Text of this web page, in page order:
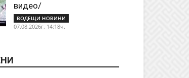
видео/
ВОДЕЩИ НОВИНИ
07.08.2026г. 14:18ч.